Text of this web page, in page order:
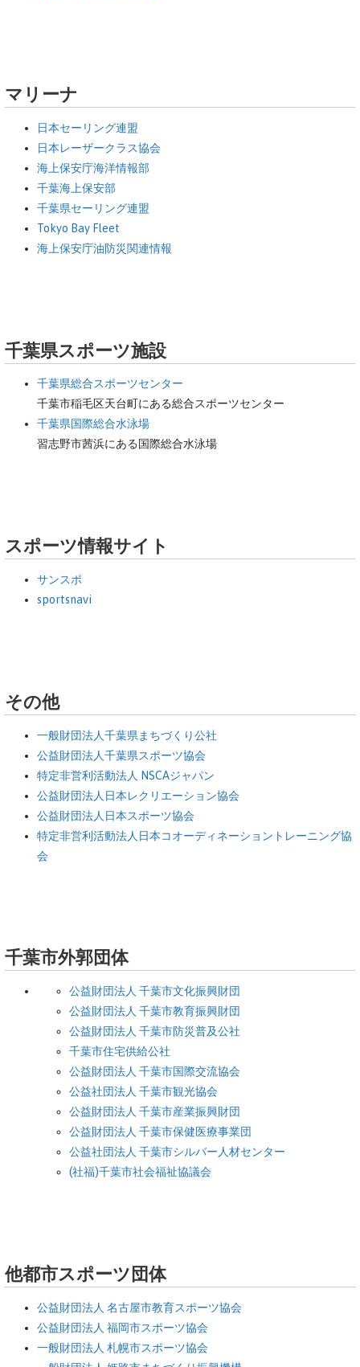
マリーナ
日本セーリング連盟
日本レーザークラス協会
海上保安庁海洋情報部
千葉海上保安部
千葉県セーリング連盟
Tokyo Bay Fleet
海上保安庁油防災関連情報
千葉県スポーツ施設
千葉県総合スポーツセンター
千葉市稲毛区天台町にある総合スポーツセンター
千葉県国際総合水泳場
習志野市茜浜にある国際総合水泳場
スポーツ情報サイト
サンスポ
sportsnavi
その他
一般財団法人千葉県まちづくり公社
公益財団法人千葉県スポーツ協会
特定非営利活動法人 NSCAジャパン
公益財団法人日本レクリエーション協会
公益財団法人日本スポーツ協会
特定非営利活動法人日本コオーディネーショントレーニング協
会
千葉市外郭団体
公益財団法人 千葉市文化振興財団
公益財団法人 千葉市教育振興財団
公益財団法人 千葉市防災普及公社
千葉市住宅供給公社
公益財団法人 千葉市国際交流協会
公益社団法人 千葉市観光協会
公益財団法人 千葉市産業振興財団
公益財団法人 千葉市保健医療事業団
公益社団法人 千葉市シルバー人材センター
(社福)千葉市社会福祉協議会
他都市スポーツ団体
公益財団法人 名古屋市教育スポーツ協会
公益財団法人 福岡市スポーツ協会
一般財団法人 札幌市スポーツ協会